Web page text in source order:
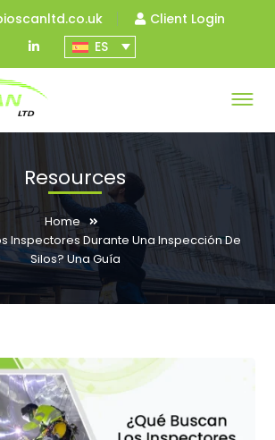
Client Login
LinkedIn
Profile
ES
Resources
Home
Inspectores Durante Una Inspección De
Silos? Una Guía